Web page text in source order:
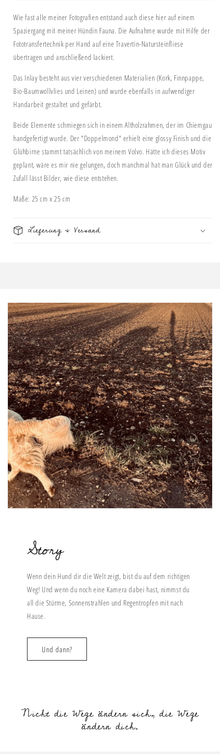
Wie fast alle meiner Fotografien entstand auch diese hier auf einem
Spaziergang mit meiner Hündin Fauna. Die Aufnahme wurde mit Hilfe der
Fototransfertechnik per Hand auf eine Travertin-Natursteinfliese
übertragen und anschließend lackiert.
Das Inlay besteht aus vier verschiedenen Materialien (Kork, Finnpappe,
Bio-Baumwollvlies und Leinen) und wurde ebenfalls in aufwendiger
Handarbeit gestaltet und gefärbt.
Beide Elemente schmiegen sich in einem Altholzrahmen, der im Chiemgau
handgefertigt wurde. Der "Doppelmond" erhielt eine glossy Finish und die
Glühbirne stammt tatsächlich von meinem Volvo. Hätte ich dieses Motiv
geplant, wäre es mir nie gelungen, doch manchmal hat man Glück und der
Zufall lässt Bilder, wie diese entstehen.
Maße: 25 cm x 25 cm
Lieferung & Versand
Story
Wenn dein Hund dir die Welt zeigt, bist du auf dem richtigen
Weg! Und wenn du noch eine Kamera dabei hast, nimmst du
all die Stürme, Sonnenstrahlen und Regentropfen mit nach
Hause.
Und dann?
Nicht die Wege ändern sich, die Wege
ändern dich.